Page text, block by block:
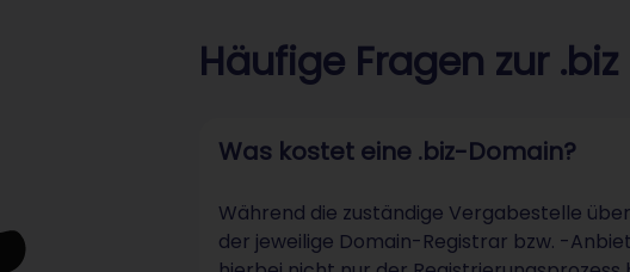
Häufige Fragen zur
Was kostet eine .biz-Domain?
Während die zuständige Vergabestelle
der jeweilige Domain-Registrar bzw. -